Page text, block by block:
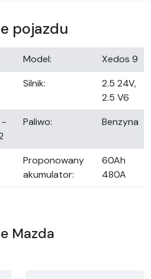
pojazdu
Model:
Xedos 9
Silnik:
2.5 24V,
2.5 V6
-
Paliwo: Benzyna
Proponowany
akumulator:
60Ah
480A
Mazda